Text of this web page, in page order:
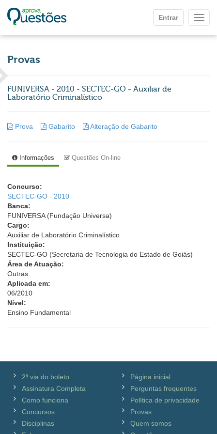
Entrar
Provas
FUNIVERSA - 2010 - SECTEC-GO - Auxiliar de
Laboratório Criminalístico
Prova Gabarito Alteração de Gabarito
Informações Questões On-line
Concurso:
SECTEC-GO - 2010
Banca:
FUNIVERSA (Fundação Universa)
Cargo:
Auxiliar de Laboratório Criminalístico
Instituição:
SECTEC-GO (Secretaria de Tecnologia do Estado de Goiás)
Área de Atuação:
Outras
Aplicada em:
06/2010
Nível:
Ensino Fundamental
2ª via do boleto
Assinatura Completa
Como funciona
Concursos
Disciplinas
Página inicial
Perguntas frequentes
Política de privacidade
Provas
Quem somos